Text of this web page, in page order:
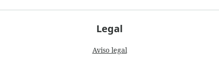
Legal
Aviso legal